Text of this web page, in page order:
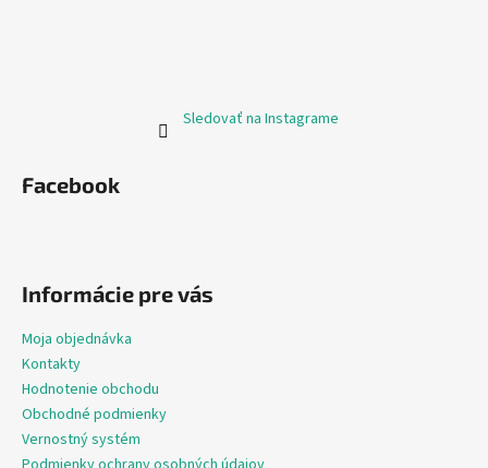
Sledovať na Instagrame
Facebook
Informácie pre vás
Moja objednávka
Kontakty
Hodnotenie obchodu
Obchodné podmienky
Vernostný systém